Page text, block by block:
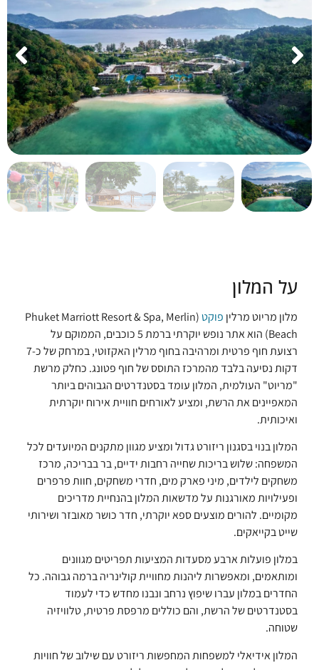
על המלון
מלון מריוט מרלין פוקט (Phuket Marriott Resort & Spa, Merlin
Beach) הוא אתר נופש יוקרתי ברמת 5 כוכבים, הממוקם על
רצועת חוף פרטית ומרהיבה בחוף מרלין האקזוטי, במרחק של כ-7
דקות נסיעה בלבד מהמרכז התוסס של חוף פטונג. כחלק מרשת
"מריוט" העולמית, המלון עומד בסטנדרטים הגבוהים ביותר
המאפיינים את הרשת, ומציע לאורחים חוויית אירוח יוקרתית
ואיכותית.
המלון בנוי בסגנון ריזורט גדול ומציע מגוון מתקנים המיועדים לכל
המשפחה: שלוש בריכות שחייה רחבות ידיים, בר בבריכה, מרכז
משחקים לילדים, מיני פארק מים, חדרי משחקים, חוות פרפרים
ופעילויות מאורגנות על מדשאות המלון בהנחיית מדריכים
מקומיים. להורים מוצעים ספא יוקרתי, חדר כושר מאובזר ושירותי
שייט בקייאקים.
במלון פועלות ארבע מסעדות המציעות תפריטים מגוונים
ומותאמים, ומאפשרות ליהנות מחוויית קולינריה ברמה גבוהה. כל
החדרים במלון עברו שיפוץ נרחב ונבנו מחדש כדי לעמוד
בסטנדרטים של הרשת, והם כוללים מרפסת פרטית, טלוויזיה
שטוחה.
המלון אידיאלי למשפחות המחפשות ריזורט עם שילוב של חוויות